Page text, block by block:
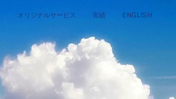
オリジナルサービス 実績 ENGLISH